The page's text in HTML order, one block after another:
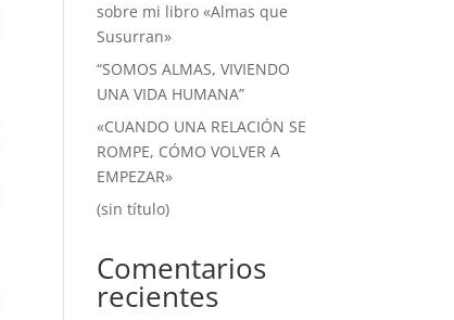
sobre mi libro «Almas que
Susurran»
“SOMOS ALMAS, VIVIENDO
UNA VIDA HUMANA”
«CUANDO UNA RELACIÓN SE
ROMPE, CÓMO VOLVER A
EMPEZAR»
(sin título)
Comentarios
recientes